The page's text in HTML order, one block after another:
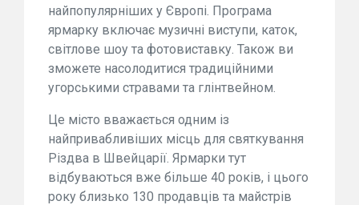
найпопулярніших у Європі. Програма
ярмарку включає музичні виступи, каток,
світлове шоу та фотовиставку. Також ви
зможете насолодитися традиційними
угорськими стравами та глінтвейном.
Це місто вважається одним із
найпривабливіших місць для святкування
Різдва в Швейцарії. Ярмарки тут
відбуваються вже більше 40 років, і цього
року близько 130 продавців та майстрів